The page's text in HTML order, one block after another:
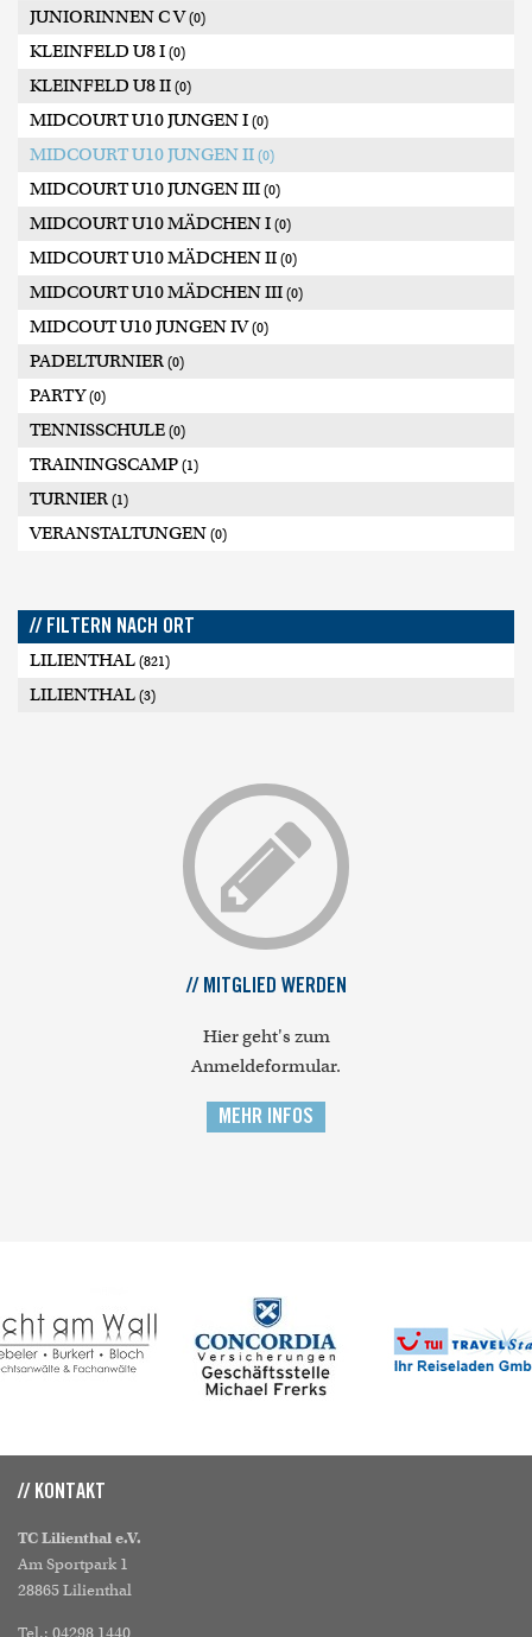
JUNIORINNEN C V(0)
KLEINFELD U8 I (0)
KLEINFELD U8 II (0)
MIDCOURT U10 JUNGEN I (0)
MIDCOURT U10 JUNGEN II (0)
MIDCOURT U10 JUNGEN III (0)
MIDCOURT U10 MÄDCHEN I (0)
MIDCOURT U10 MÄDCHEN II (0)
MIDCOURT U10 MÄDCHEN III (0)
MIDCOUT U10 JUNGEN IV(0)
PADELTURNIER (0)
PARTY(0)
TENNISSCHULE (0)
TRAININGSCAMP (1)
TURNIER (1)
VERANSTALTUNGEN (0)
// FILTERN NACH ORT
LILIENTHAL (821)
LILIENTHAL (3)
// MITGLIED WERDEN
Hier geht's zum
Anmeldeformular.
MEHR INFOS
// KONTAKT
TC Lilienthal e.V.
Am Sportpark 1
28865 Lilienthal